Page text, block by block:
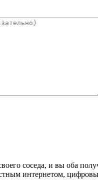
соседа, и вы оба
интернетом,